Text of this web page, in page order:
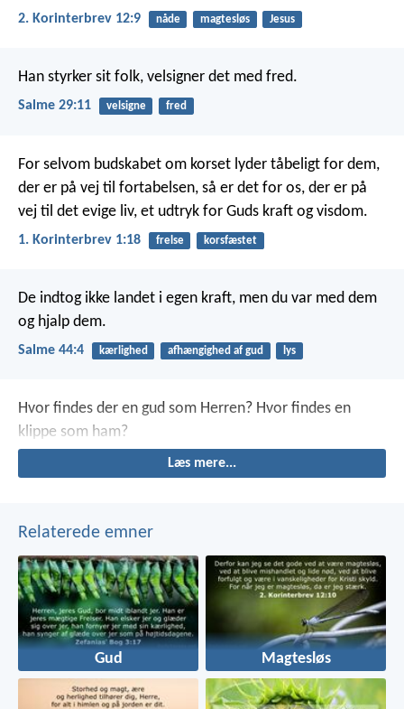
2. Korinterbrev 12:9 nåde magtesløs Jesus
Han styrker sit folk, velsigner det med fred.
Salme 29:11 velsigne fred
For selvom budskabet om korset lyder tåbeligt for dem,
der er på vej til fortabelsen, så er det for os, der er på
vej til det evige liv, et udtryk for Guds kraft og visdom.
1. Korinterbrev 1:18 frelse korsfæstet
De indtog ikke landet i egen kraft, men du var med dem
og hjalp dem.
Salme 44:4 kærlighed afhængighed af gud lys
Hvor findes der en gud som Herren? Hvor findes en
klippe som ham?
Læs mere...
Relaterede emner
Gud Magtesløs